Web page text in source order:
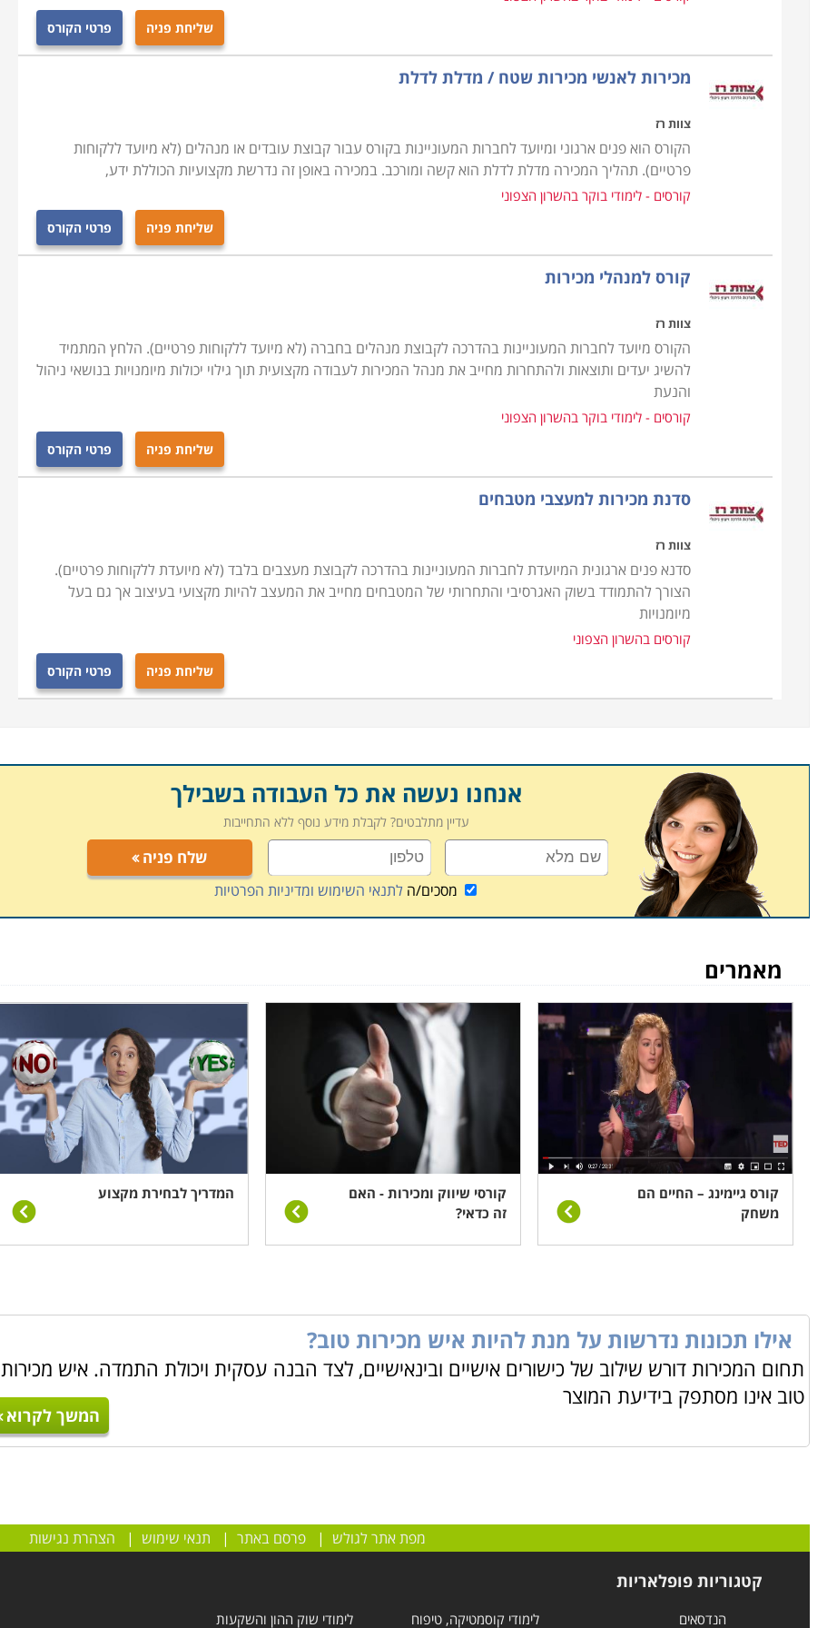
שליחת פניה פרטי הקורס
מכירות לאנשי מכירות שטח / מדלת לדלת
צוות רז
הקורס הוא פנים ארגוני ומיועד לחברות המעוניינות בקורס עבור קבוצת עובדים או מנהלים (לא מיועד ללקוחות
פרטיים). תהליך המכירה מדלת לדלת הוא קשה ומורכב. במכירה באופן זה נדרשת מקצועיות הכוללת ידע,
קורסים - לימודי בוקר בהשרון הצפוני
שליחת פניה פרטי הקורס
קורס למנהלי מכירות
צוות רז
הקורס מיועד לחברות המעוניינות בהדרכה לקבוצת מנהלים בחברה (לא מיועד ללקוחות פרטיים). הלחץ המתמיד
להשיג יעדים ותוצאות ולהתחרות מחייב את מנהל המכירות לעבודה מקצועית תוך גילוי יכולות מיומנויות בנושאי ניהול
והנעת
קורסים - לימודי בוקר בהשרון הצפוני
שליחת פניה פרטי הקורס
סדנת מכירות למעצבי מטבחים
צוות רז
סדנא פנים ארגונית המיועדת לחברות המעוניינות בהדרכה לקבוצת מעצבים בלבד (לא מיועדת ללקוחות פרטיים).
הצורך להתמודד בשוק האגרסיבי והתחרותי של המטבחים מחייב את המעצב להיות מקצועי בעיצוב אך גם בעל
מיומנויות
קורסים בהשרון הצפוני
שליחת פניה פרטי הקורס
אנחנו נעשה את כל העבודה בשבילך
עדיין מתלבטים? לקבלת מידע נוסף ללא התחייבות
שלח פניה
מסכים/הלתנאי השימוש ומדיניות הפרטיות
מאמרים
קורס גיימינג – החיים הם
משחק
קורסי שיווק ומכירות - האם
זה כדאי?
המדריך לבחירת מקצוע
אילו תכונות נדרשות על מנת להיות איש מכירות טוב?
תחום המכירות דורש שילוב של כישורים אישיים ובינאישיים, לצד הבנה עסקית ויכולת התמדה. איש מכירות
טוב אינו מסתפק בידיעת המוצר
המשך לקרוא
מפת אתר לגולש |פרסם באתר | תנאי שימוש | הצהרת נגישות
קטגוריות פופלאריות
הנדסאים לימודי קוסמטיקה, טיפוח לימודי שוק ההון והשקעות